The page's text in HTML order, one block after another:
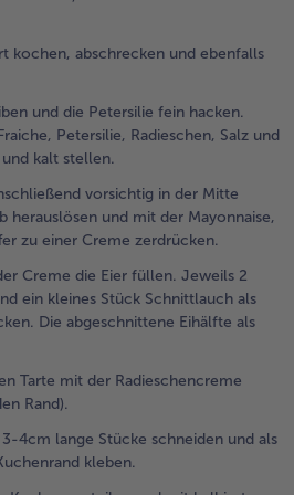
kochen, abschrecken und ebenfalls
und die Petersilie fein hacken.
Petersilie, Radieschen, Salz und
kalt stellen.
vorsichtig in der Mitte
herauslösen und mit der Mayonnaise,
zu einer Creme zerdrücken.
Creme die Eier füllen. Jeweils 2
ein kleines Stück Schnittlauch als
Die abgeschnittene Eihälfte als
Tarte mit der Radieschencreme
Rand).
4cm lange Stücke schneiden und als
kleben.